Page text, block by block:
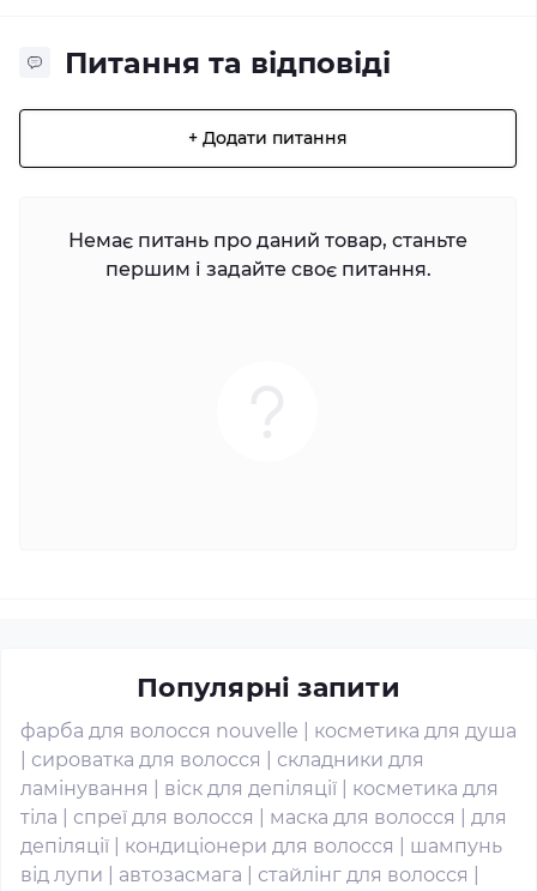
Питання та відповіді
+ Додати питання
Немає питань про даний товар, станьте
першим і задайте своє питання.
Популярні запити
фарба для волосся nouvelle
косметика для душа
сироватка для волосся
складники для
ламінування
віск для депіляції
косметика для
тіла
спреї для волосся маска для волосся
для
депіляції
кондиціонери для волосся
шампунь
від лупи
автозасмага стайлінг для волосся